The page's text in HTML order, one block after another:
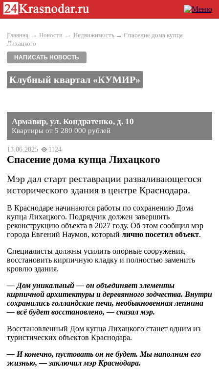
Главная → Новости → Недвижимость → Спасение дома купца
Лихацкого
НАПИСАТЬ НОВОСТЬ
Клубный квартал «КУМИР»
Армавир, ул. Кондратенко, д. 10
Квартиры от 5 280 000 рублей
13.06.2025 1124
Спасение дома купца Лихацкого
Мэр дал старт реставрации разваливающегося
исторического здания в центре Краснодара.
В Краснодаре начинаются работы по сохранению Дома
купца Лихацкого. Подрядчик должен завершить
реконструкцию объекта в 2027 году. Об этом сообщил мэр
города Евгений Наумов, который лично посетил объект.
Специалисты должны усилить опорные сооружения,
восстановить кирпичную кладку и полностью заменить
кровлю здания.
— Дом уникальный — он объединяет элементы
кирпичной архитектуры и деревянного зодчества. Внутри
сохранились голландские печи, необыкновенная лепнина
— всё будет восстановлено, — сказал мэр.
Восстановленный Дом купца Лихацкого станет одним из
туристических объектов Краснодара.
— И конечно, пустовать он не будет. Мы наполним его
жизнью, — заключил мэр Краснодара.